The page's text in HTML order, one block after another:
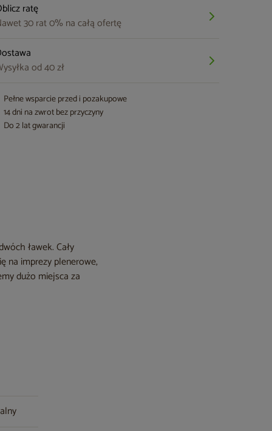
ratę
30 rat 0% na całą ofertę
od 40 zł
Pełne wsparcie przed i pozakupowe
14 dni na zwrot bez przyczyny
Do 2 lat gwarancji
ławek. Cały
na imprezy plenerowe,
dużo miejsca za